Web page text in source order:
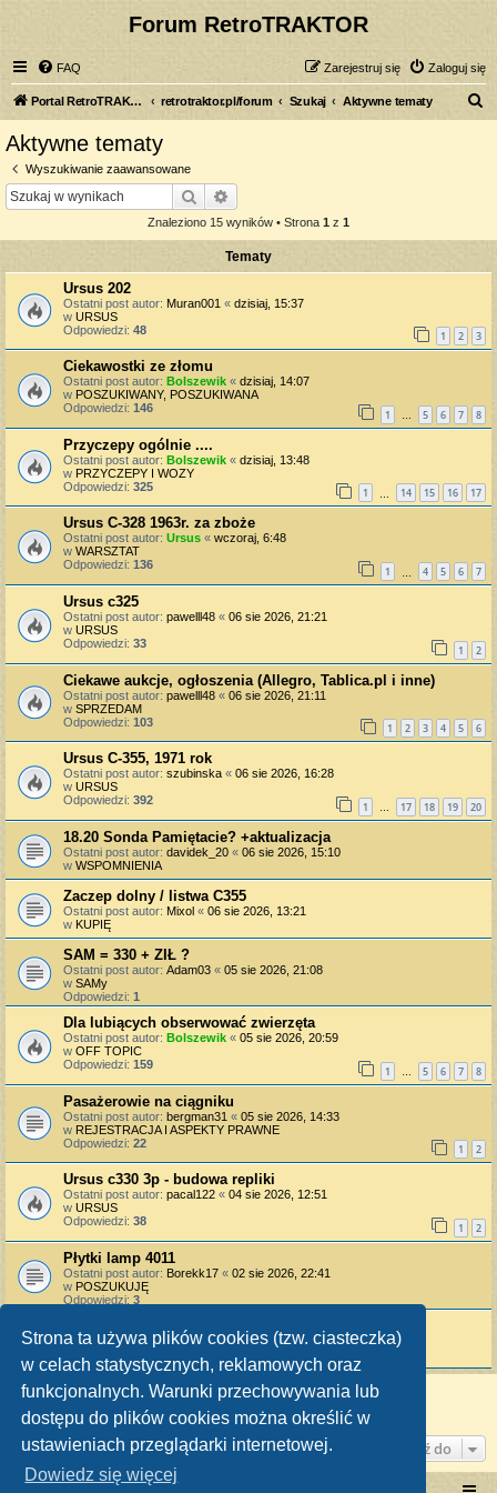
Strona ta używa plików cookies (tzw. ciasteczka)
w celach statystycznych, reklamowych oraz
funkcjonalnych. Warunki przechowywania lub
dostępu do plików cookies można określić w
ustawieniach przeglądarki internetowej.
Dowiedz się więcej
Forum RetroTRAKTOR
FAQ Zaloguj się
Zarejestruj się
Portal RetroTRAKTOR.pl retrotraktor.pl/forum Szukaj Aktywne tematy
Aktywne tematy
Wyszukiwanie zaawansowane
Szukaj
Znaleziono 15 wyników • Strona 1 z 1
Tematy
Ursus 202
Ostatni post autor: Muran001 « dzisiaj, 15:37
w URSUS
Odpowiedzi: 48 1 2 3
Ciekawostki ze złomu
Ostatni post autor: Bolszewik « dzisiaj, 14:07
w POSZUKIWANY, POSZUKIWANA
Odpowiedzi: 146 1 … 5 6 7 8
Przyczepy ogólnie ....
Ostatni post autor: Bolszewik « dzisiaj, 13:48
w PRZYCZEPY I WOZY
Odpowiedzi: 325 1 14 15 16 17
Ursus C-328 1963r. za zboże
Ostatni post autor: Ursus « wczoraj, 6:48
w WARSZTAT
Odpowiedzi: 136 1 4 5 6 7
Ursus c325
Ostatni post autor: pawelll48 « 06 sie 2026, 21:21
w URSUS
Odpowiedzi: 33 1 2
Ciekawe aukcje, ogłoszenia (Allegro, Tablica.pl i inne)
Ostatni post autor: pawelll48 « 06 sie 2026, 21:11
w SPRZEDAM
Odpowiedzi: 103 1 2 3 4 5 6
Ursus C-355, 1971 rok
Ostatni post autor: szubinska « 06 sie 2026, 16:28
w URSUS
Odpowiedzi: 392 1 … 17 18 19 20
18.20 Sonda Pamiętacie? +aktualizacja
Ostatni post autor: davidek_20 « 06 sie 2026, 15:10
w WSPOMNIENIA
Zaczep dolny / listwa C355
Ostatni post autor: Mixol « 06 sie 2026, 13:21
w KUPIĘ
SAM = 330 + ZIŁ ?
Ostatni post autor: Adam03 « 05 sie 2026, 21:08
w SAMy
Odpowiedzi: 1
Dla lubiących obserwować zwierzęta
Ostatni post autor: Bolszewik « 05 sie 2026, 20:59
w OFF TOPIC
Odpowiedzi: 159 1 … 5 6 7 8
Pasażerowie na ciągniku
Ostatni post autor: bergman31 « 05 sie 2026, 14:33
w REJESTRACJA I ASPEKTY PRAWNE
Odpowiedzi: 22 1 2
Ursus c330 3p - budowa repliki
Ostatni post autor: pacal122 « 04 sie 2026, 12:51
w URSUS
Odpowiedzi: 38 1 2
Płytki lamp 4011
Ostatni post autor: Borekk17 « 02 sie 2026, 22:41
w POSZUKUJĘ
Odpowiedzi: 3
Ostatni post autor: Aro«01 sie 2026, 18:51
Znaleziono 15 wyników • Strona1z 1
Przejdź do